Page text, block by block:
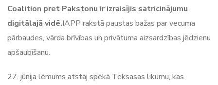
Coalition pret Pakstonu ir izraisījis satricinājumu
digitālajā vidē.IAPP rakstā paustas bažas par vecuma
pārbaudes, vārda brīvības un privātuma aizsardzības jēdzienu
apšaubīšanu.
27. jūnija lēmums atstāj spēkā Teksasas likumu, kas